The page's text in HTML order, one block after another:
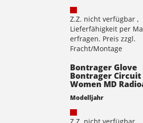
Z.Z. nicht verfügbar ,
Lieferfähigkeit per
erfragen. Preis zzgl.
Fracht/Montage
Bontrager Glove
Bontrager Circuit
Women MD
Modelljahr